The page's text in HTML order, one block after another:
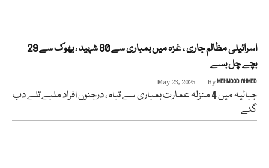
اسرائیلی مظالم جاری ، غزہ میں بمباری سے 80 شہید ، بھوک سے 29
بچے چل بسے
May 23, 2025 ByMEHMOOD AHMED
جبالیہ میں 4 منزلہ عمارت بمباری سے تباہ ، درجنوں افراد ملبے تلے دب
گئے